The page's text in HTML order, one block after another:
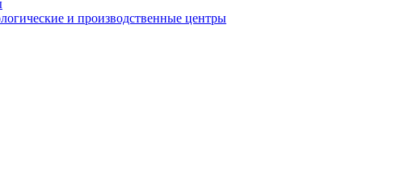
и производственные центры